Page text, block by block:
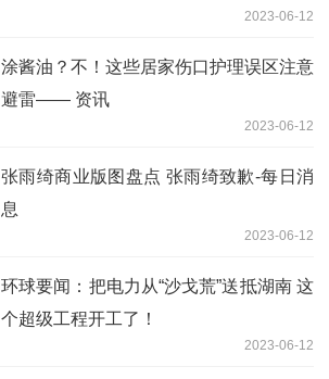
2023-06-12
涂酱油？不！这些居家伤口护理误区注意
避雷—— 资讯
2023-06-12
张雨绮商业版图盘点 张雨绮致歉-每日消
息
2023-06-12
环球要闻：把电力从“沙戈荒”送抵湖南 这
个超级工程开工了！
2023-06-12